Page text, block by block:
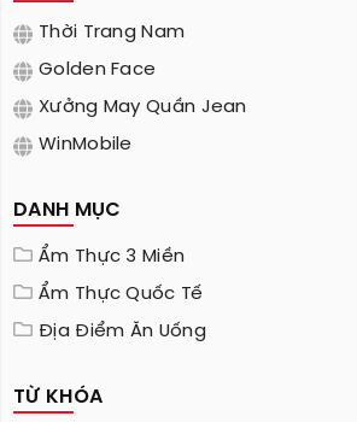
Thời Trang Nam
Golden Face
Xưởng May Quần Jean
WinMobile
DANH MỤC
Ẩm Thực 3 Miền
Ẩm Thực Quốc Tế
Địa Điểm Ăn Uống
TỪ KHÓA